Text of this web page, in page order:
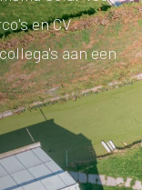
en CV
aan een